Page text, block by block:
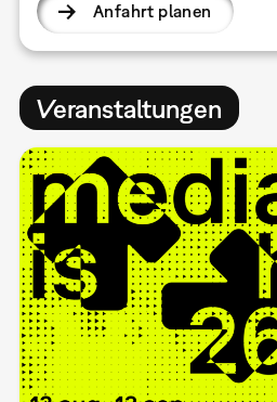
Anfahrt planen
Veranstaltungen